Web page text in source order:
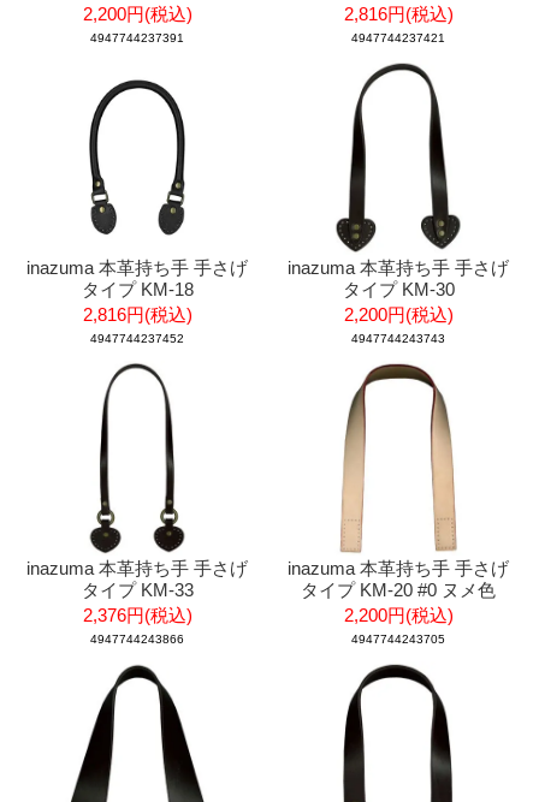
2,200円(税込)
4947744237391
2,816円(税込)
4947744237421
inazuma 本革持ち手 手さげ
タイプ KM-18
2,816円(税込)
4947744237452
inazuma 本革持ち手 手さげ
タイプ KM-30
2,200円(税込)
4947744243743
inazuma 本革持ち手 手さげ
タイプ KM-33
2,376円(税込)
4947744243866
inazuma 本革持ち手 手さげ
タイプ KM-20 #0 ヌメ色
2,200円(税込)
4947744243705